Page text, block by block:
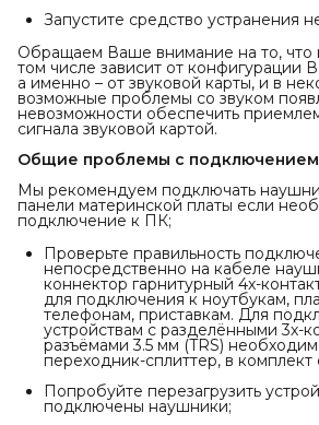
Запустите средство устранения
Обращаем Ваше внимание на то, что
том числе зависит от конфигурации
а именно – от звуковой карты, и в
возможные проблемы со звуком
невозможности обеспечить
сигнала звуковой картой.
Общие проблемы с подключением
Мы рекомендуем подключать
панели материнской платы если
подключение к ПК;
Проверьте правильность
непосредственно на кабеле
коннектор гарнитурный 4х-
для подключения к ноутбукам,
телефонам, приставкам. Для
устройствам с разделёнными 3х-
разъёмами 3.5 мм (TRS)
переходник-сплиттер, в комплект
Попробуйте перезагрузить
подключены наушники;